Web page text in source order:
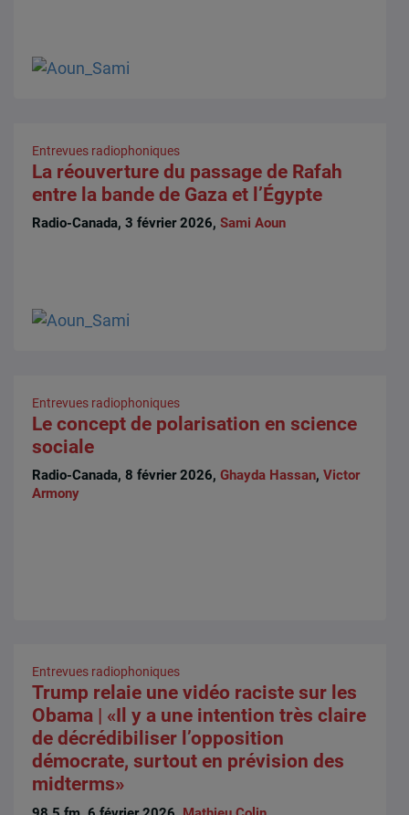
Entrevues radiophoniques
La réouverture du passage de Rafah
entre la bande de Gaza et l’Égypte
Radio-Canada, 3 février 2026,Sami Aoun
Entrevues radiophoniques
Le concept de polarisation en science
sociale
Radio-Canada, 8 février 2026,Ghayda Hassan,Victor
Armony
Entrevues radiophoniques
Trump relaie une vidéo raciste sur les
Obama | «Il y a une intention très claire
de décrédibiliser l’opposition
démocrate, surtout en prévision des
midterms»